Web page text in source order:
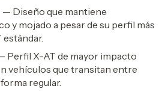
— Diseño que mantiene
y mojado a pesar de su perfil más
estándar.
Perfil X-AT de mayor impacto
vehículos que transitan entre
regular.